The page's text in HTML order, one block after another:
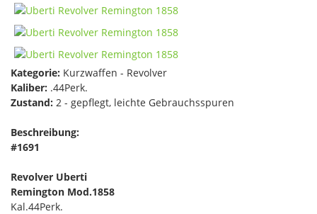
Kategorie: Kurzwaffen - Revolver
Kaliber: .44Perk.
Zustand: 2 - gepflegt, leichte Gebrauchsspuren
Beschreibung:
#1691
Revolver Uberti
Remington Mod.1858
Kal.44Perk.